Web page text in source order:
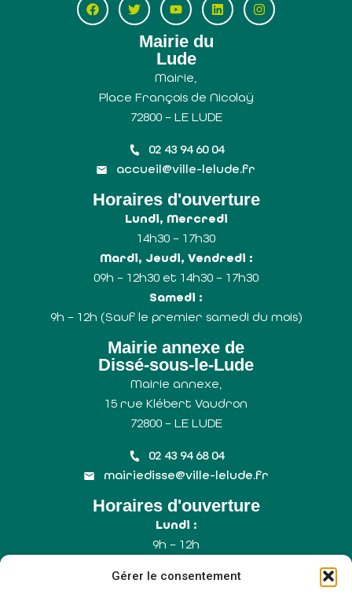
Gérer le consentement
Mairie du
Lude
Mairie,
Place François de Nicolaÿ
72800 – LE LUDE
02 43 94 60 04
accueil@ville-lelude.fr
Horaires d'ouverture
Lundi, Mercredi
14h30 – 17h30
Mardi, Jeudi, Vendredi :
09h – 12h30 et 14h30 – 17h30
Samedi :
9h – 12h (Sauf le premier samedi du mois)
Mairie annexe de
Dissé-sous-le-Lude
Mairie annexe,
15 rue Klébert Vaudron
72800 – LE LUDE
02 43 94 68 04
mairiedisse@ville-lelude.fr
Horaires d'ouverture
Lundi :
9h – 12h
9h – 12h